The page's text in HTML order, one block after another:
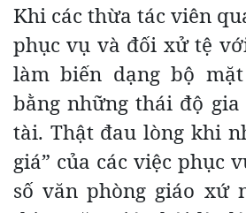
Khi các thừa tác viên
phục vụ và đối xử tệ
làm biến dạng bộ
bằng những thái độ
tài. Thật đau lòng khi
giá” của các việc phục
số văn phòng giáo xứ